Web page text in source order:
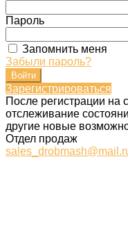
Пароль
Запомнить меня
Забыли пароль?
Зарегистрироваться
После регистрации на
отслеживание
другие новые
Отдел продаж